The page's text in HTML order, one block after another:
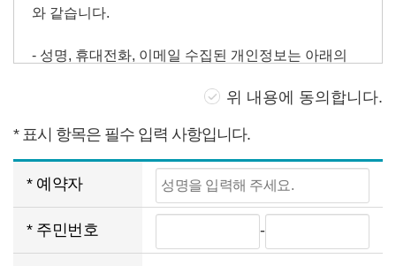
용
동
의
내
용
위 내용에 동의합니다.
* 표시 항목은 필수 입력 사항입니다.
* 예약자
성
명
을
* 주민번호 -